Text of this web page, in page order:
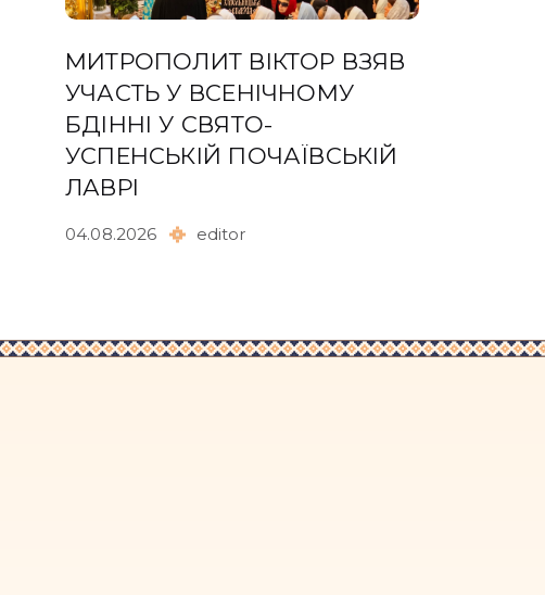
МИТРОПОЛИТ ВІКТОР ВЗЯВ
УЧАСТЬ У ВСЕНІЧНОМУ
БДІННІ У СВЯТО-
УСПЕНСЬКІЙ ПОЧАЇВСЬКІЙ
ЛАВРІ
04.08.2026 editor